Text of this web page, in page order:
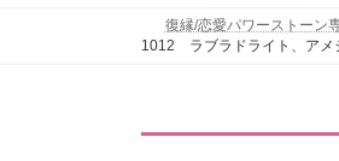
復縁/恋愛パワーストーン
1012 ラブラドライト、アメ